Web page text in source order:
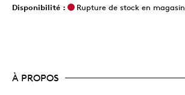
Disponibilité :
Rupture de stock en magasin
À PROPOS